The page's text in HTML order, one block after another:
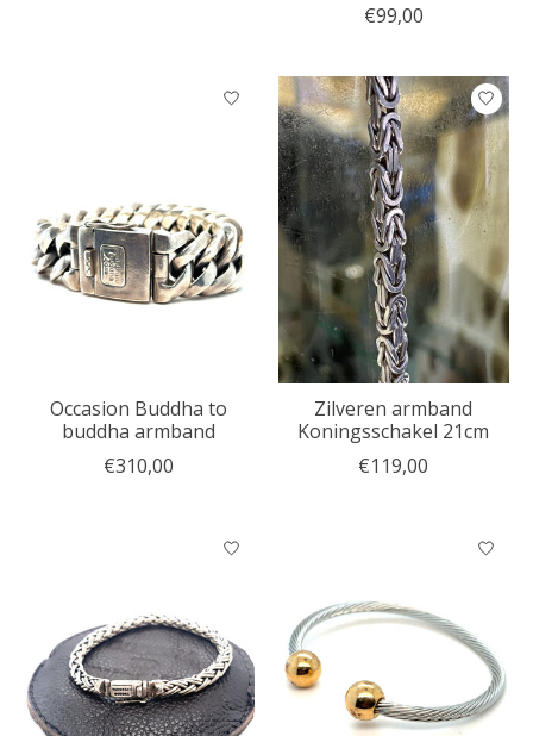
€99,00
Occasion Buddha to
buddha armband
€310,00
Zilveren armband
Koningsschakel 21cm
€119,00